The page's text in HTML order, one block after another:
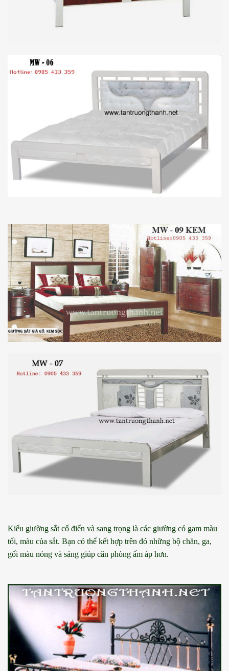
Kiểu giường sắt cổ điển và sang trọng là các giường có gam màu
tối, màu của sắt. Bạn có thể kết hợp trên đó những bộ chăn, ga,
gối màu nóng và sáng giúp căn phòng ấm áp hơn.